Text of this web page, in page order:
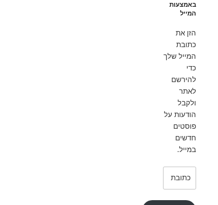
באמצעות
המייל
הזן את
כתובת
המייל שלך
כדי
להירשם
לאתר
ולקבל
הודעות על
פוסטים
חדשים
במייל.